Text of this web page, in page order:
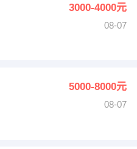
3000-4000元
08-07
5000-8000元
08-07